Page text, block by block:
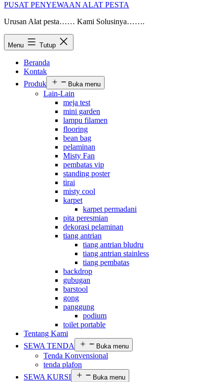
PUSAT PENYEWAAN ALAT PESTA
Urusan Alat pesta…… Kami Solusinya…….
Menu Tutup
Beranda
Kontak
Produk
Buka menu
Lain-Lain
meja test
mini garden
lampu filamen
flooring
bean bag
pelaminan
Misty Fan
pembatas vip
standing poster
tirai
misty cool
karpet
karpet permadani
pita peresmian
dekorasi pelaminan
tiang antrian
tiang antrian bludru
tiang antrian stainless
tiang pembatas
backdrop
gubugan
barstool
gong
panggung
podium
toilet portable
Tentang Kami
SEWA TENDA
Buka menu
Tenda Konvensional
tenda plafon
SEWA KURSI
Buka menu